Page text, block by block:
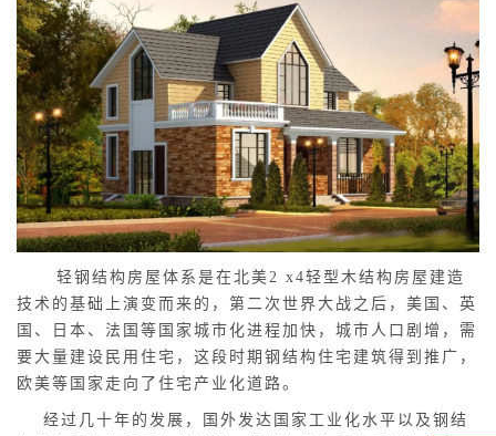
轻钢结构房屋体系是在北美2 x4轻型木结构房屋建造
技术的基础上演变而来的，第二次世界大战之后，美国、英
国、日本、法国等国家城市化进程加快，城市人口剧增，需
要大量建设民用住宅，这段时期钢结构住宅建筑得到推广，
欧美等国家走向了住宅产业化道路。
经过几十年的发展，国外发达国家工业化水平以及钢结